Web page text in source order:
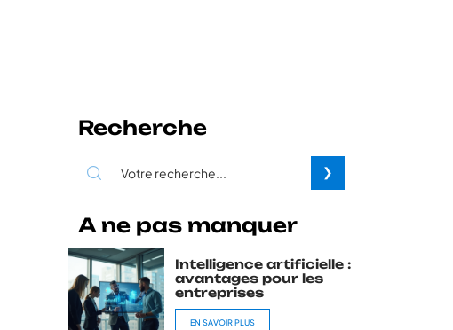
Recherche
A ne pas manquer
Intelligence artificielle :
avantages pour les
entreprises
EN SAVOIR PLUS